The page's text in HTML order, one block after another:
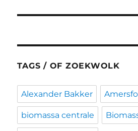
TAGS / OF ZOEKWOLK
Alexander Bakker
biomassa centrale